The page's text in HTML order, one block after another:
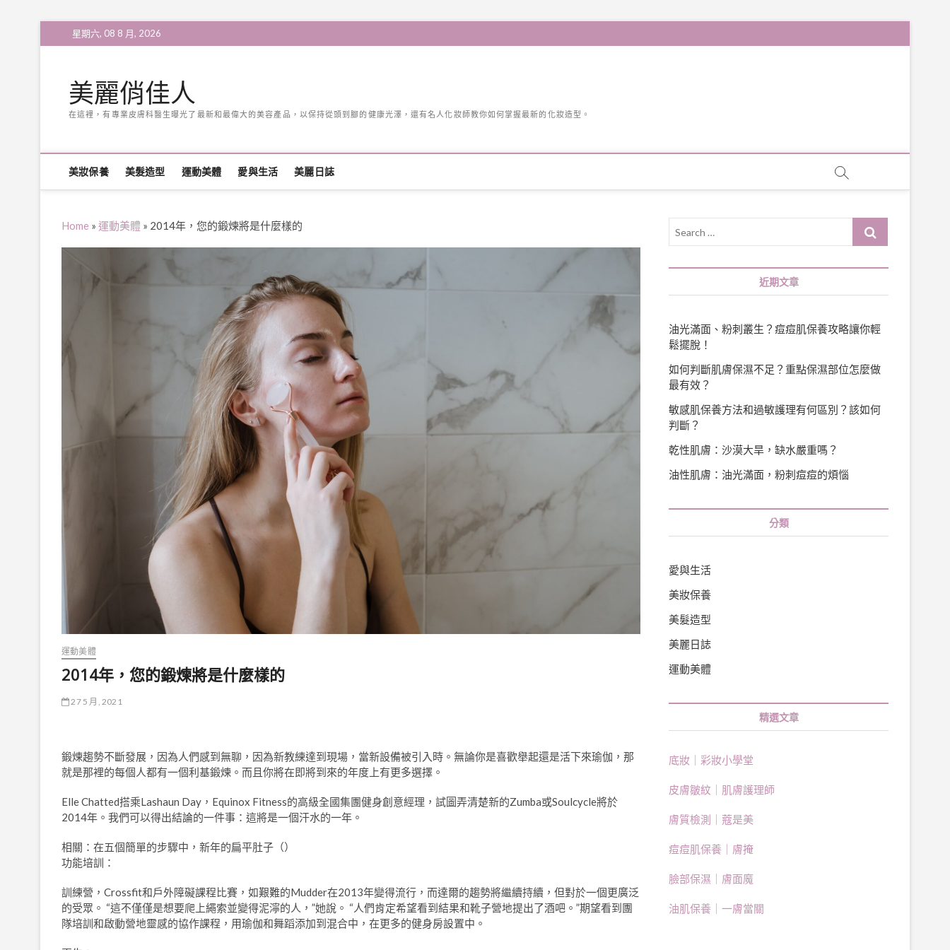
to
星期六, 08 8 月, 2026
美麗俏佳人
在這裡，有專業皮膚科醫生曝光了最新和最偉大的美容產品，以保持從頭到腳的健康光澤，還有名人化妝師教你如何掌握最新的化妝造型。
美妝保養 美髮造型 運動美體 愛與生活 美麗日誌
Home » 運動美體 » 2014年，您的鍛煉將是什麼樣的
運動美體
2014年，您的鍛煉將是什麼樣的
27 5 月, 2021
鍛煉趨勢不斷發展，因為人們感到無聊，因為新教練達到現場，當新設備被引入時。無論你是喜歡舉起還是活下來瑜伽，那
就是那裡的每個人都有一個利基鍛煉。而且你將在即將到來的年度上有更多選擇。
Elle Chatted搭乘Lashaun Day，Equinox Fitness的高級全國集團健身創意經理，試圖弄清楚新的Zumba或Soulcycle將於
2014年。我們可以得出結論的一件事：這將是一個汗水的一年。
相關：在五個簡單的步驟中，新年的扁平肚子（）
功能培訓：
訓練營，Crossfit和戶外障礙課程比賽，如艱難的Mudder在2013年變得流行，而達爾的趨勢將繼續持續，但對於一個更廣泛
的受眾。 “這不僅僅是想要爬上繩索並變得泥濘的人，”她說。 “人們肯定希望看到結果和靴子營地提出了酒吧。”期望看到團
隊培訓和啟動營地靈感的協作課程，用瑜伽和舞蹈添加到混合中，在更多的健身房設置中。
Search
近期文章
油光滿面、粉刺叢生？痘痘肌保養攻略讓你輕
鬆擺脫！
如何判斷肌膚保濕不足？重點保濕部位怎麼做
最有效？
敏感肌保養方法和過敏護理有何區別？該如何
判斷？
乾性肌膚：沙漠大旱，缺水嚴重嗎？
油性肌膚：油光滿面，粉刺痘痘的煩惱
分類
愛與生活
美妝保養
美髮造型
美麗日誌
運動美體
精選文章
底妝｜彩妝小學堂
皮膚皺紋｜肌膚護理師
膚質檢測｜蔻是美
痘痘肌保養｜膚掩
臉部保濕｜膚面魔
油肌保養｜一膚當關